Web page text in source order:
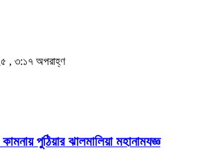
, ৩:১৭ অপরাহ্ণ
পুঠিয়ার ঝালমালিয়া মহানামযজ্ঞ